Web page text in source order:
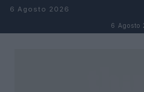
Salta al contenuto
6 Agosto 2026
6 Agosto